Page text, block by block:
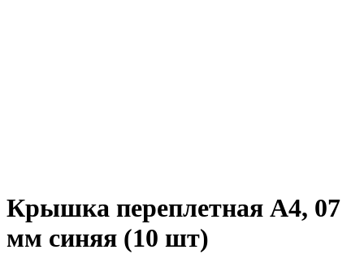
Крышка переплетная А4, 07
мм синяя (10 шт)